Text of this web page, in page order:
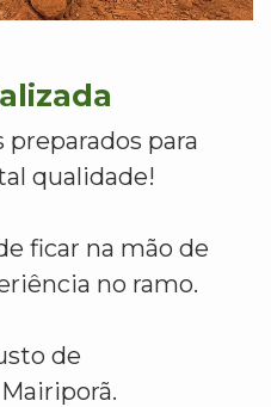
para
qualidade!
ficar na mão de
no ramo.
de